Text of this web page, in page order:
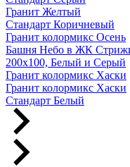
Гранит Желтый
Стандарт Коричневый
Гранит колормикс Осень
Башня Небо в ЖК
200х100, Белый и Серый
Гранит колормикс Хаски
Гранит колормикс Хаски
Стандарт Белый